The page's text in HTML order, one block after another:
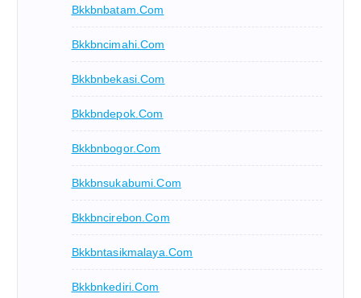
Bkkbnbatam.com
Bkkbncimahi.com
Bkkbnbekasi.com
Bkkbndepok.com
Bkkbnbogor.com
Bkkbnsukabumi.com
Bkkbncirebon.com
Bkkbntasikmalaya.com
Bkkbnkediri.com